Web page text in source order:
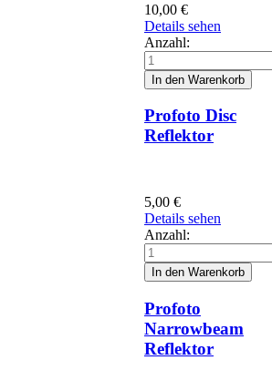
10,00 €
Details sehen
Anzahl:
Profoto Disc
Reflektor
5,00 €
Details sehen
Anzahl:
Profoto
Narrowbeam
Reflektor